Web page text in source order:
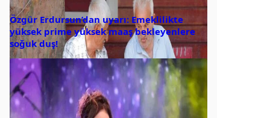
Özgür Erdursun’dan uyarı: Emeklilikte
yüksek prime yüksek maaş bekleyenlere
soğuk duş!